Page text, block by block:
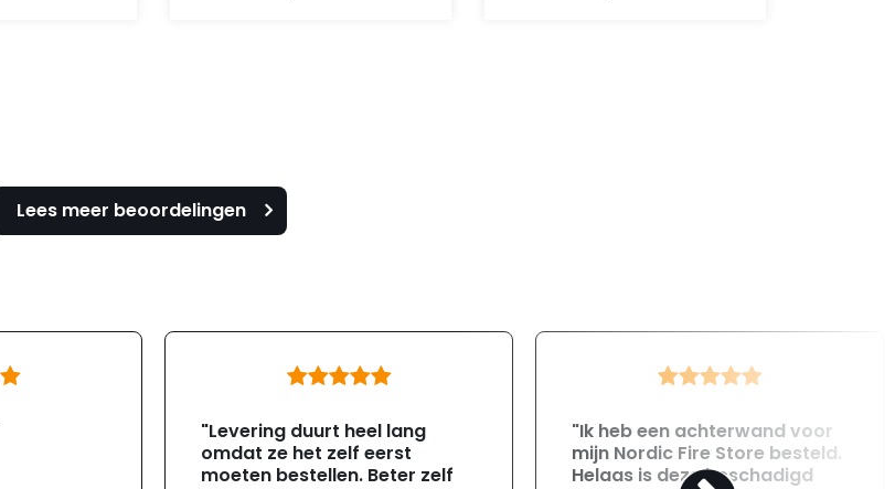
Lees meer beoordelingen
"Levering duurt heel lang
omdat ze het zelf eerst
moeten bestellen. Beter zelf
"Ik heb een achterwand voor
mijn Nordic Fire Store besteld.
Helaas is deze beschadigd